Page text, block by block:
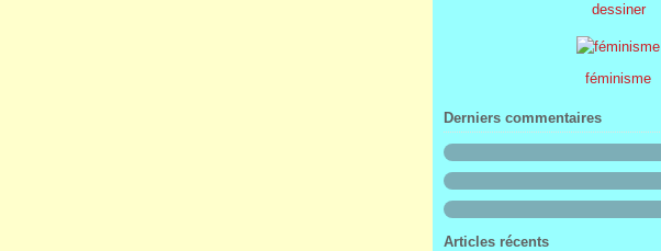
dessiner
féminisme
Derniers commentaires
Articles récents